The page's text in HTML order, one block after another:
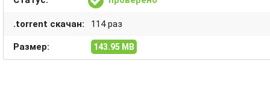
.torrent скачан: 114 раз
Размер: 143.95 MB